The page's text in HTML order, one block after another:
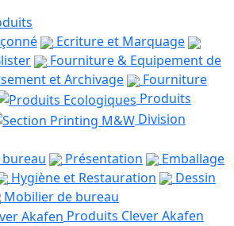
Ecriture et Marquage
Fourniture & Equipement de
et Archivage
Fourniture
Produits
Division
Présentation
Emballage
Hygiène et Restauration
Dessin
Mobilier de bureau
Produits Clever Akafen